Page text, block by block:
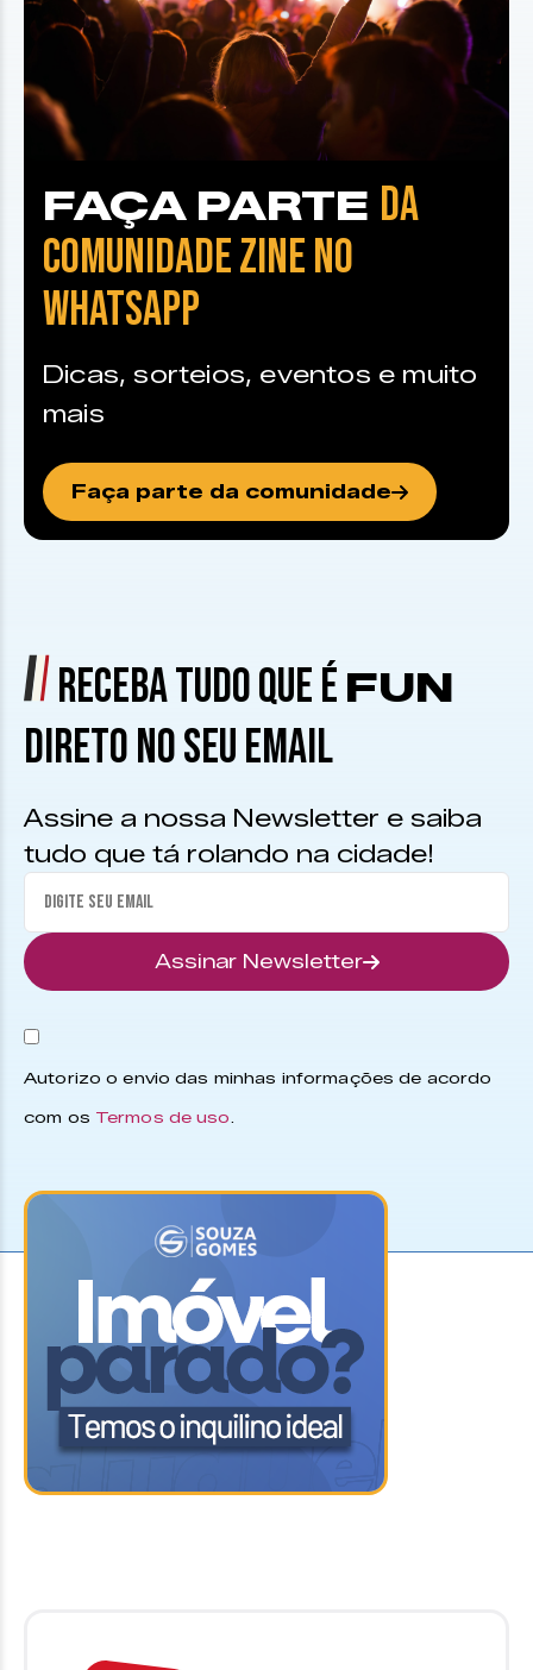
FAÇA PARTE DA
COMUNIDADE ZINE NO
WHATSAPP
Dicas, sorteios, eventos e muito
mais
Faça parte da comunidade
RECEBA TUDO QUE É FUN
DIRETO NO SEU EMAIL
Assine a nossa Newsletter e saiba
tudo que tá rolando na cidade!
Assinar Newsletter
Autorizo o envio das minhas informações de acordo
com os Termos de uso.